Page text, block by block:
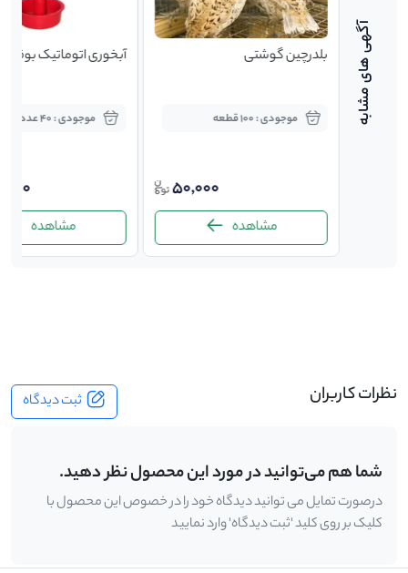
بلدرچین گوشتی
موجودی : 100 قطعه
50,000
مشاهده
آبخوری اتوماتیک
موجودی : 40 عدد
مشاهده
نظرات کاربران ثبت دیدگاه
شما هم می‌توانید در مورد این محصول نظر دهید.
درصورت تمایل می توانید دیدگاه خود را در خصوص این محصول با
کلیک بر روی کلید 'ثبت دیدگاه' وارد نمایید